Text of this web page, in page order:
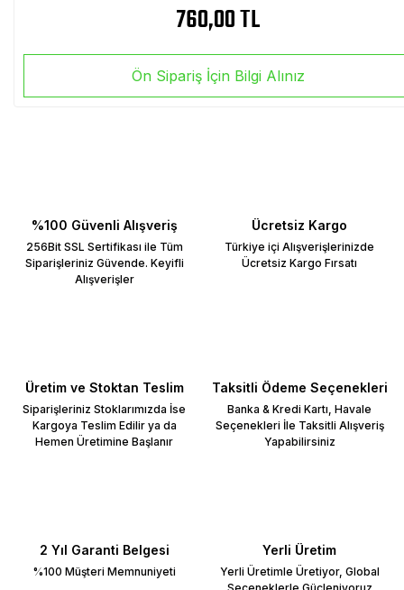
760,00 TL
Ön Sipariş İçin Bilgi Alınız
%100 Güvenli Alışveriş
256Bit SSL Sertifikası ile Tüm
Siparişleriniz Güvende. Keyifli
Alışverişler
Ücretsiz Kargo
Türkiye içi Alışverişlerinizde
Ücretsiz Kargo Fırsatı
Üretim ve Stoktan Teslim
Siparişleriniz Stoklarımızda İse
Kargoya Teslim Edilir ya da
Hemen Üretimine Başlanır
Taksitli Ödeme Seçenekleri
Banka & Kredi Kartı, Havale
Seçenekleri İle Taksitli Alışveriş
Yapabilirsiniz
2 Yıl Garanti Belgesi
%100 Müşteri Memnuniyeti
Yerli Üretim
Yerli Üretimle Üretiyor, Global